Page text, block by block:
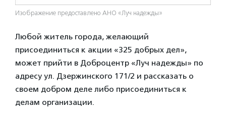
Изображение предоставлено АНО «Луч надежды»
Любой житель города, желающий
присоединиться к акции «325 добрых дел»,
может прийти в Доброцентр «Луч надежды» по
адресу ул. Дзержинского 171/2 и рассказать о
своем добром деле либо присоединиться к
делам организации.